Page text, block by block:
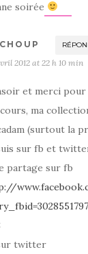
soirée
2012 at 22 h 10 min
et merci pour
ma
(surtout la
sur fb et
partage sur fb
twitter